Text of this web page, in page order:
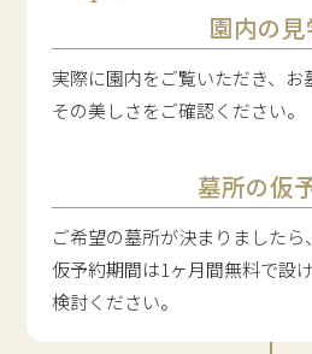
園内の見
実際に園内をご覧いただき、
その美しさをご確認ください。
墓所の仮
ご希望の墓所が決まりましたら
仮予約期間は1ヶ月間無料で設
検討ください。